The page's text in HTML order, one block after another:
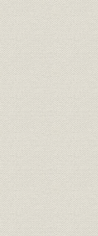
財務・業績
財務・業績
従業員
従業員
賃金
賃金
従業員